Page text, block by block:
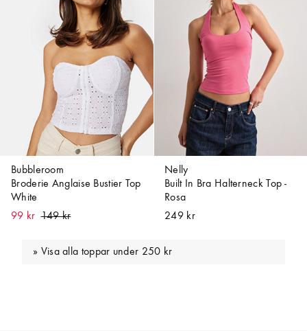
Bubbleroom
Broderie Anglaise Bustier Top
White
99 kr
Nelly
Built In Bra Halterneck Top -
Rosa
249 kr
Visa alla toppar under 250 kr